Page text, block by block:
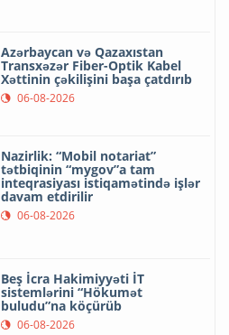
Azərbaycan və Qazaxıstan
Transxəzər Fiber-Optik Kabel
Xəttinin çəkilişini başa çatdırıb
06-08-2026
Nazirlik: “Mobil notariat”
tətbiqinin “mygov”a tam
inteqrasiyası istiqamətində işlər
davam etdirilir
06-08-2026
Beş İcra Hakimiyyəti İT
sistemlərini “Hökumət
buludu”na köçürüb
06-08-2026